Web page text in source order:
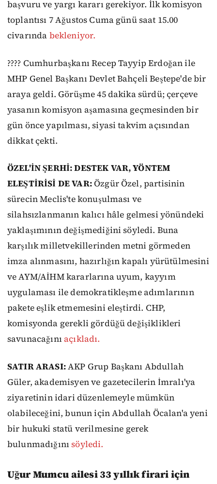
başvuru ve yargı kararı gerekiyor. İlk komisyon
toplantısı 7 Ağustos Cuma günü saat 15.00
civarında bekleniyor.
???? Cumhurbaşkanı Recep Tayyip Erdoğan ile
MHP Genel Başkanı Devlet Bahçeli Beştepe'de bir
araya geldi. Görüşme 45 dakika sürdü; çerçeve
yasanın komisyon aşamasına geçmesinden bir
gün önce yapılması, siyasi takvim açısından
dikkat çekti.
ÖZEL'İN ŞERHİ: DESTEK VAR, YÖNTEM
ELEŞTİRİSİ DE VAR:Özgür Özel, partisinin
sürecin Meclis'te konuşulması ve
silahsızlanmanın kalıcı hâle gelmesi yönündeki
yaklaşımının değişmediğini söyledi. Buna
karşılık milletvekillerinden metni görmeden
imza alınmasını, hazırlığın kapalı yürütülmesini
ve AYM/AİHM kararlarına uyum, kayyım
uygulaması ile demokratikleşme adımlarının
pakete eşlik etmemesini eleştirdi. CHP,
komisyonda gerekli gördüğü değişiklikleri
savunacağını açıkladı.
SATIR ARASI:AKP Grup Başkanı Abdullah
Güler, akademisyen ve gazetecilerin İmralı'ya
ziyaretinin idari düzenlemeyle mümkün
olabileceğini, bunun için Abdullah Öcalan'a yeni
bir hukuki statü verilmesine gerek
bulunmadığınısöyledi.
Uğur Mumcu ailesi 33 yıllık firari için